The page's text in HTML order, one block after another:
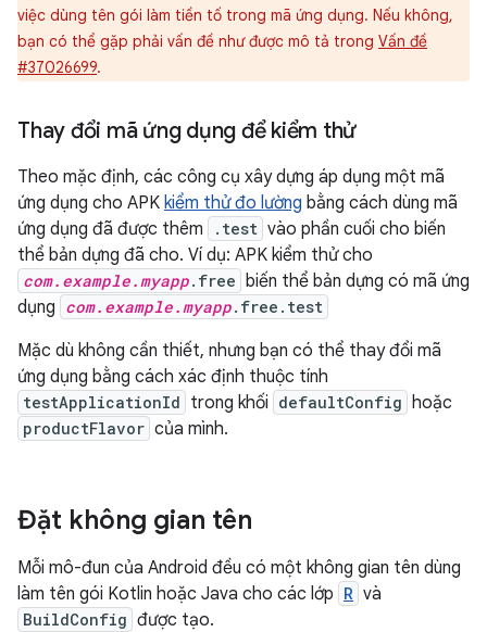
việc dùng tên gói làm tiền tố trong mã ứng dụng. Nếu không,
bạn có thể gặp phải vấn đề như được mô tả trong Vấn đề
#37026699.
Thay đổi mã ứng dụng để kiểm thử
Theo mặc định, các công cụ xây dựng áp dụng một mã
ứng dụng cho APK kiểm thử đo lường bằng cách dùng mã
ứng dụng đã được thêm
.test vào phần cuối cho biến
thể bản dựng đã cho. Ví dụ: APK kiểm thử cho
com.example.myapp.free biến thể bản dựng có mã ứng
dụng com.example.myapp.free.test
Mặc dù không cần thiết, nhưng bạn có thể thay đổi mã
ứng dụng bằng cách xác định thuộc tính
testApplicationId trong khối defaultConfig hoặc
productFlavor của mình.
Đặt không gian tên
Mỗi mô-đun của Android đều có một không gian tên dùng
làm tên gói Kotlin hoặc Java cho các lớp R và
BuildConfig được tạo.